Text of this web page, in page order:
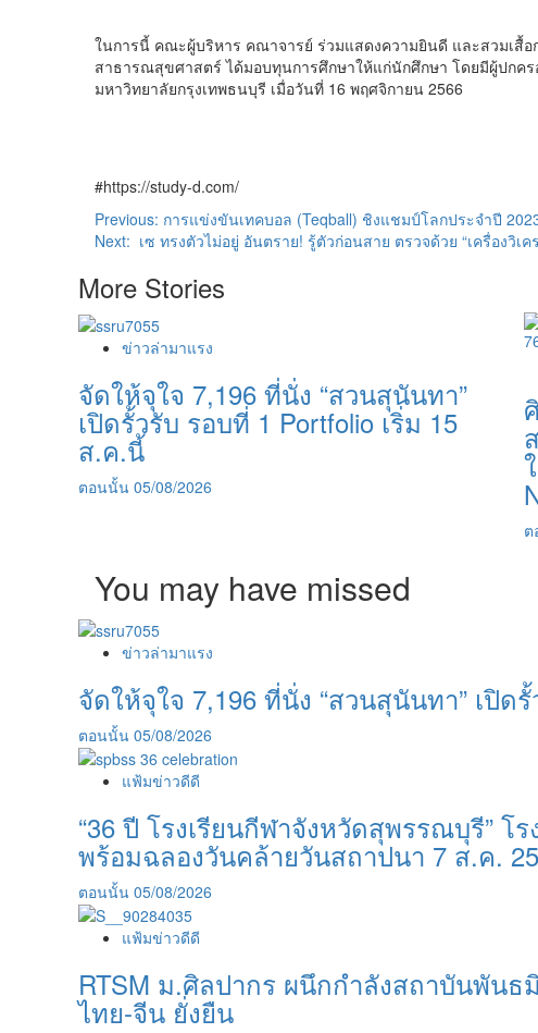
ในการนี้ คณะผู้บริหาร คณาจารย์ ร่วมแสดงความยินดี และสวมเ
สาธารณสุขศาสตร์ ได้มอบทุนการศึกษาให้แก่นักศึกษา โดยมีผู้ปกค
มหาวิทยาลัยกรุงเทพธนบุรี เมื่อวันที่ 16 พฤศจิกายน 2566
#https://study-d.com/
Post
navigation
Previous: การแข่งขันเทคบอล (Teqball) ชิงแชมป์โลกประจำปี
Next: เซ ทรงตัวไม่อยู่ อันตราย! รู้ตัวก่อนสาย ตรวจด้วย “เครื่องวิเ
More Stories
ข่าวล่ามาแรง
จัดให้จุใจ 7,196 ที่นั่ง “สวนสุนันทา”
เปิดรั้วรับ รอบที่ 1 Portfolio เริ่ม 15
ส.ค.นี้
ตอนนั้น 05/08/2026
You may have missed
ข่าวล่ามาแรง
จัดให้จุใจ 7,196 ที่นั่ง “สวนสุนันทา” เปิด
ตอนนั้น 05/08/2026
แฟ้มข่าวดีดี
“36 ปี โรงเรียนกีฬาจังหวัดสุพรรณบุรี”
พร้อมฉลองวันคล้ายวันสถาปนา 7 ส.ค.
ตอนนั้น 05/08/2026
แฟ้มข่าวดีดี
RTSM ม.ศิลปากร ผนึกกำลังสถาบันพัน
ไทย-จีน ยั่งยืน